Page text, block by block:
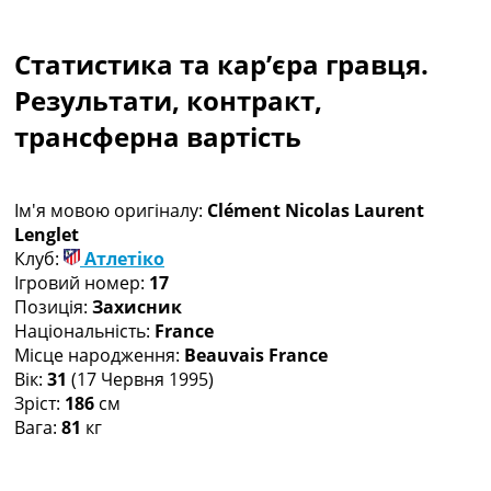
Чемпіонат Світу
Україна. Прем’єр-Ліга
Україна. Перша Ліга
Ліга Чемпіонів
Ще Турніри >>>
Таблиці
Чемпіонат Світу. Турнирні таблиці
Таблиця УПЛ
Перша Ліга
Таблиця АПЛ
Таблиця Ла Ліги
Таблиця Ліги Чемпіонів
Всі таблиці >>>
Рейтинги
Статистика та кар’єра гравця.
Результати, контракт,
трансферна вартість
Ім'я мовою оригіналу: Clément Nicolas Laurent
Lenglet
Клуб:
Атлетіко
Ігровий номер: 17
Позиція: Захисник
Національність: France
Місце народження: Beauvais France
Вік: 31 (17 Червня 1995)
Зріст: 186 см
Вага: 81 кг